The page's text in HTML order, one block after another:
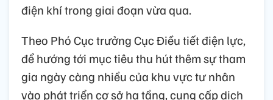
điện khí trong giai đoạn vừa qua.
Theo Phó Cục trưởng Cục Điều tiết điện lực,
để hướng tới mục tiêu thu hút thêm sự tham
gia ngày càng nhiều của khu vực tư nhân
vào phát triển cơ sở hạ tầng, cung cấp dịch